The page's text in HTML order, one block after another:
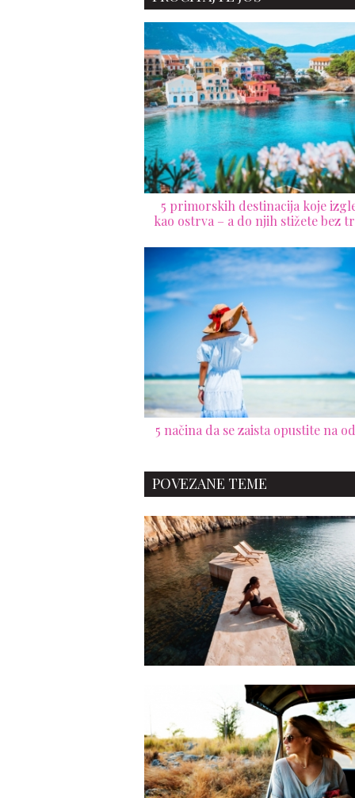
5 primorskih destinacija koje
kao ostrva – a do njih stižete bez
5 načina da se zaista opustite na
POVEZANE TEME